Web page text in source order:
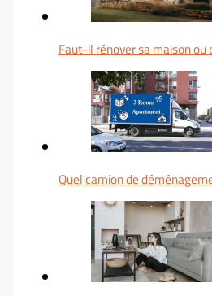
Faut-il rénover sa maison ou
Quel camion de